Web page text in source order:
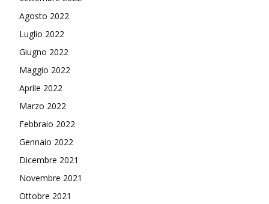
Agosto 2022
Luglio 2022
Giugno 2022
Maggio 2022
Aprile 2022
Marzo 2022
Febbraio 2022
Gennaio 2022
Dicembre 2021
Novembre 2021
Ottobre 2021